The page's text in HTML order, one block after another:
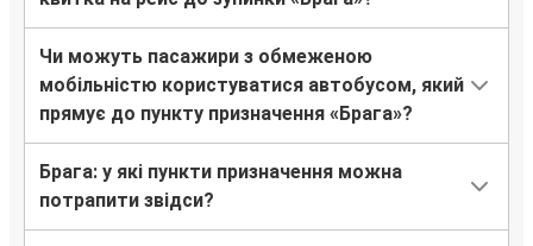
Чи можуть пасажири з обмеженою
мобільністю користуватися автобусом, який
прямує до пункту призначення «Брага»?
Брага: у які пункти призначення можна
потрапити звідси?